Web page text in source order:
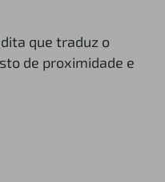
que traduz o
de proximidade e